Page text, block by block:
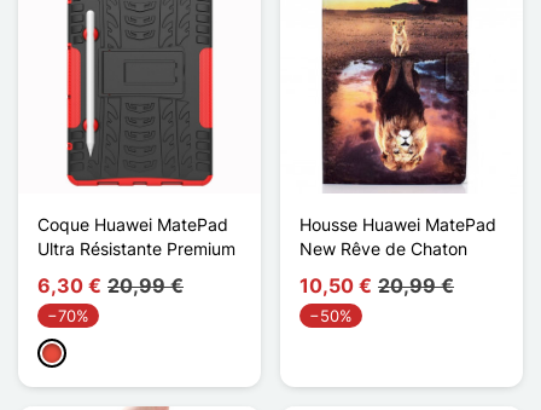
Coque Huawei MatePad
Ultra Résistante Premium
6,30 € 20,99 €
−70%
Punainen
Housse Huawei MatePad
New Rêve de Chaton
10,50 € 20,99 €
−50%